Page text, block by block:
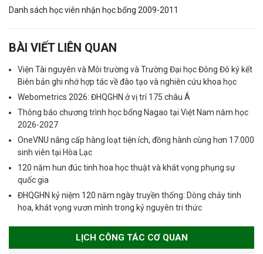
Danh sách học viên nhận học bổng 2009-2011
BÀI VIẾT LIÊN QUAN
Viện Tài nguyên và Môi trường và Trường Đại học Đông Đô ký kết
Biên bản ghi nhớ hợp tác về đào tạo và nghiên cứu khoa học
Webometrics 2026: ĐHQGHN ở vị trí 175 châu Á
Thông báo chương trình học bổng Nagao tại Việt Nam năm học
2026-2027
OneVNU nâng cấp hàng loạt tiện ích, đồng hành cùng hơn 17.000
sinh viên tại Hòa Lạc
120 năm hun đúc tinh hoa học thuật và khát vọng phụng sự
quốc gia
ĐHQGHN kỷ niệm 120 năm ngày truyền thống: Dòng chảy tinh
hoa, khát vọng vươn mình trong kỷ nguyên tri thức
LỊCH CÔNG TÁC CƠ QUAN